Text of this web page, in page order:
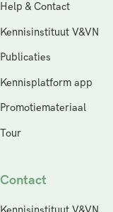
Help & Contact
Kennisinstituut V&VN
Publicaties
Kennisplatform app
Promotiemateriaal
Tour
Contact